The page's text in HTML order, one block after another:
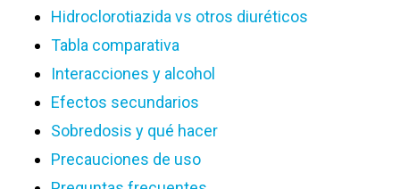
Hidroclorotiazida vs otros diuréticos
Tabla comparativa
Interacciones y alcohol
Efectos secundarios
Sobredosis y qué hacer
Precauciones de uso